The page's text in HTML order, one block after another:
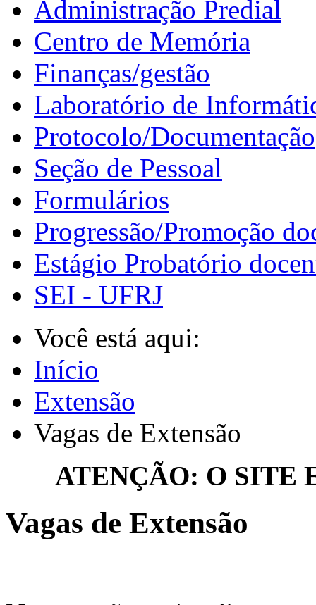
Administração Predial
Centro de Memória
Finanças/gestão
Laboratório de
Protocolo/Documentação
Seção de Pessoal
Formulários
Progressão/Promoção
Estágio Probatório
SEI - UFRJ
Você está aqui:
Início
Extensão
Vagas de Extensão
ATENÇÃO: O SITE
Vagas de Extensão